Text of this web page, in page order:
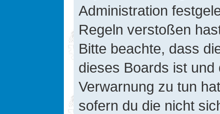
Administration
Regeln verstoßen
Bitte beachte, dass
dieses Boards ist
Verwarnung zu tun
sofern du die nicht